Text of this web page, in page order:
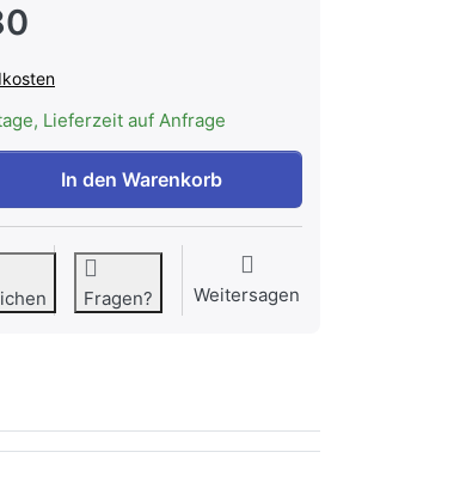
Lieferzeit auf Anfrage
GA60SLVS Geschirrspüler Vollintegrierbar
In den Warenkorb
Fragen? Weitersagen